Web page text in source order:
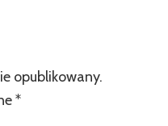
opublikowany.
*